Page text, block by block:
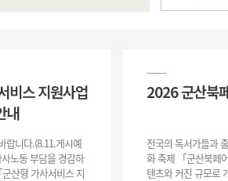
가사서비스 지원사업
모집 안내
히 확인 바랍니다.(8.11.게시예
정 등의 가사노동 부담을 경감하
을 위한 「군산형 가사서비스 지
2026
전국의
화 축제
텐츠와